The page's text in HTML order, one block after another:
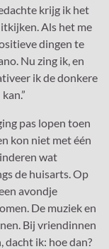
krijg ik het
Als het me
dingen te
Nu zing ik, en
ik de donkere
pas lopen toen
kon niet met één
wat
de huisarts. Op
avondje
De muziek en
Bij vriendinnen
dacht ik: hoe dan?